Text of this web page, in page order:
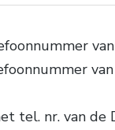
van
tel. nr. van de